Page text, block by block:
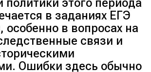
политики этого периода
в заданиях ЕГЭ
особенно в вопросах на
связи и
Ошибки здесь обычно